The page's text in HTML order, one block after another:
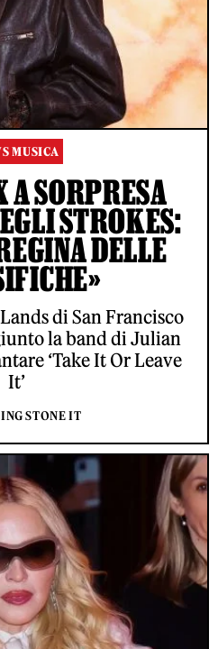
MUSICA
A SORPRESA
STROKES:
DELLE
di San Francisco
la band di Julian
‘Take It Or Leave
It’
STONE IT